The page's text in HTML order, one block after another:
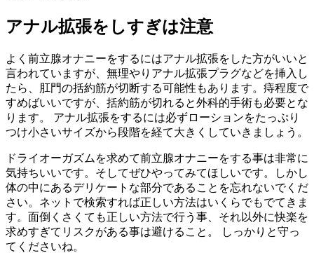
アナル拡張をしすぎは注意
よく前立腺オナニーをするにはアナル拡張をした方がいいと
言われていますが、無理やりアナル拡張プラグなどを挿入し
たら、肛門の括約筋が切断する可能性もあります。痔程度で
すめばいいですが、括約筋が切れると外科的手術も必要とな
ります。 アナル拡張をするには必ずローションをたっぷり
つけ小さいサイズから段階を経て大きくしていきましょう。
ドライオーガズムを求めて前立腺オナニーをする事は非常に
気持ちいいです。そしてぜひやってみてほしいです。しかし
体の中にあるデリケートな部分であることを忘れないでくだ
さい。ネットで検索すれば正しい方法はいくらでもでてきま
す。面倒くさくても正しい方法で行う事、それ以外に快楽を
求めすぎてリスクがある事は避けること。 しっかりと守っ
てくださいね。